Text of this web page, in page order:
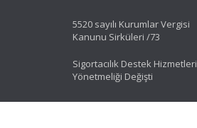
5520 sayılı Kurumlar Vergisi
Kanunu Sirküleri /73
Sigortacılık Destek Hizmetleri
Yönetmeliği Değişti